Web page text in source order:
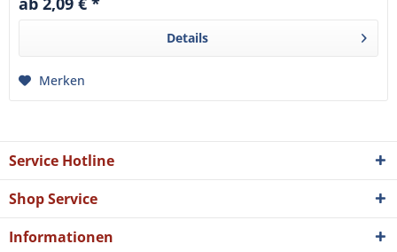
Details
Merken
Service Hotline
Shop Service
Informationen